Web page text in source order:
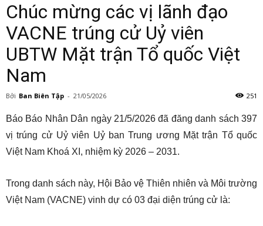
Chúc mừng các vị lãnh đạo
VACNE trúng cử Uỷ viên
UBTW Mặt trận Tổ quốc Việt
Nam
Bởi Ban Biên Tập - 21/05/2026 251
Báo Báo Nhân Dân ngày 21/5/2026 đã đăng danh sách 397
vị trúng cử Uỷ viên Uỷ ban Trung ương Mặt trận Tổ quốc
Việt Nam Khoá XI, nhiệm kỳ 2026 – 2031.
Trong danh sách này, Hội Bảo vệ Thiên nhiên và Môi trường
Việt Nam (VACNE) vinh dự có 03 đại diện trúng cử là: